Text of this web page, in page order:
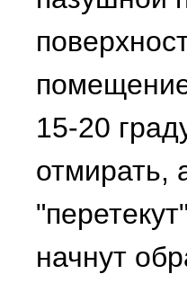
15-20
отмирать,
начнут